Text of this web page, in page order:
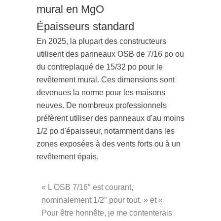
Épaisseurs standard
En 2025, la plupart des constructeurs
utilisent des panneaux OSB de 7/16 po ou
du contreplaqué de 15/32 po pour le
revêtement mural. Ces dimensions sont
devenues la norme pour les maisons
neuves. De nombreux professionnels
préfèrent utiliser des panneaux d'au moins
1/2 po d'épaisseur, notamment dans les
zones exposées à des vents forts ou à un
revêtement épais.
« L'OSB 7/16″ est courant,
nominalement 1/2″ pour tout. » et «
Pour être honnête, je me contenterais